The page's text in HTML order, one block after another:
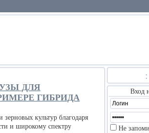
ДЛЯ
ГИБРИДА
культур благодаря
и широкому спектру
:
Вход
Не